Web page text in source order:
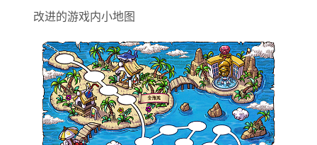
改进的游戏内小地图